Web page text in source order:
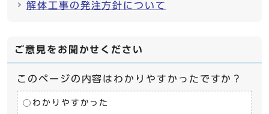
解体工事の発注方針について
ご意見をお聞かせください
このページの内容はわかりやすかったですか？
わかりやすかった